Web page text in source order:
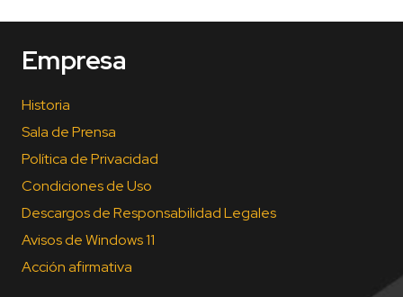
Empresa
Historia
Sala de Prensa
Política de Privacidad
Condiciones de Uso
Descargos de Responsabilidad Legales
Avisos de Windows 11
Acción afirmativa